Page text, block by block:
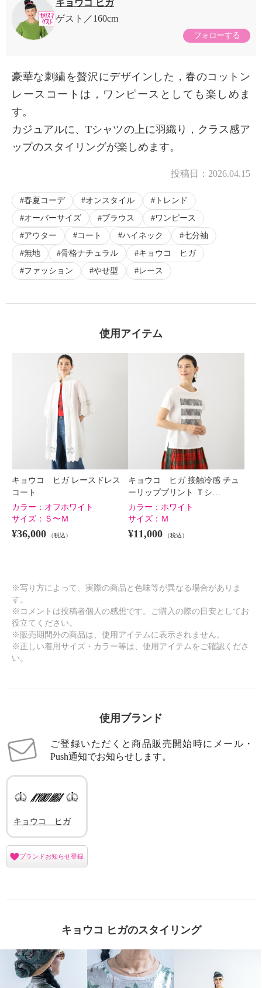
キョウコ ヒガ
ゲスト
160cm
フォローする
豪華な刺繍を贅沢にデザインした，春のコットン
レースコートは，ワンピースとしても楽しめま
す。
カジュアルに、Tシャツの上に羽織り，クラス感ア
ップのスタイリングが楽しめます。
投稿日： 2026.04.15
春夏コーデ オンスタイル
トレンド
オーバーサイズ
ブラウス
ワンピース
アウター
コート ハイネック
七分袖
無地
骨格ナチュラル
キョウコ ヒガ
ファッション
やせ型 レース
使用アイテム
キョウコ ヒガ レースドレス
コート
カラー： オフホワイト
サイズ： Ｓ〜Ｍ
¥36,000 （税込）
キョウコ ヒガ 接触冷感 チュ
ーリッププリント Ｔシ…
カラー： ホワイト
サイズ： Ｍ
¥11,000 （税込）
※写り方によって、実際の商品と色味等が異なる場合がありま
す。
※コメントは投稿者個人の感想です。ご購入の際の目安としてお
役立てください。
※販売期間外の商品は、使用アイテムに表示されません。
※正しい着用サイズ・カラー等は、使用アイテムをご確認くださ
い。
使用ブランド
ご登録いただくと商品販売開始時にメール・
Push通知でお知らせします。
キョウコ ヒガ
ブランドお知らせ登録
キョウコ ヒガのスタイリング